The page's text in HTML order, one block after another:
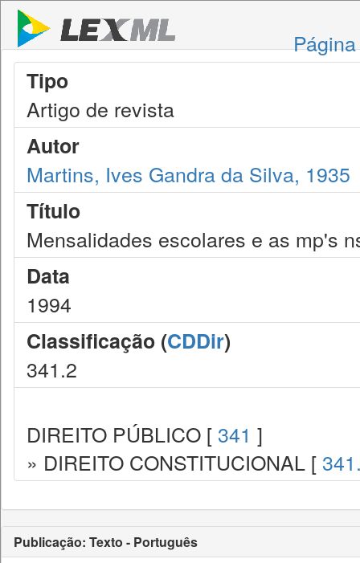
Tipo
Artigo de revista
Autor
Martins, Ives Gandra da Silva, 1935
Título
Mensalidades escolares e as mp's
Data
1994
Classificação (CDDir)
341.2
DIREITO PÚBLICO [ 341 ]
» DIREITO CONSTITUCIONAL [
Publicação: Texto - Português